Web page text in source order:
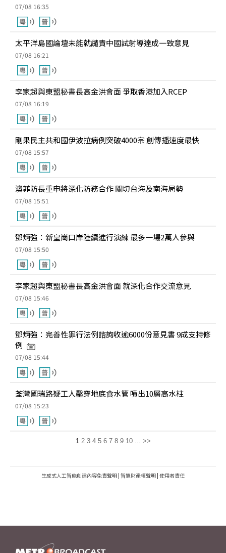
07/08 16:35
太平洋島國論壇未能就譴責中國試射導達成一致意見
07/08 16:21
李家超與東盟秘書長高金洪會面 爭取香港加入RCEP
07/08 16:19
剛果民主共和國伊波拉病例突破4000宗 創傳播速度最快
07/08 15:57
澳菲防長重申將深化防務合作 關切台海及南海局勢
07/08 15:51
鄧炳強：新皇崗口岸陸續進行演練 最多一場2萬人參與
07/08 15:50
李家超與東盟秘書長高金洪會面 就深化合作交流意見
07/08 15:46
鄧炳強：完善性罪行法例諮詢收逾6000份意見書 9成支持修
例
07/08 15:44
荃灣國瑞路疑工人鑿穿地底食水管 噴出10層高水柱
07/08 15:23
1 2 3 4 5 6 7 8 9 10 ... >>
生成式人工智能創建內容免責聲明 | 智慧財產權聲明 | 使用者責任